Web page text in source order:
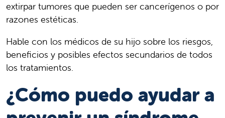
extirpar tumores que pueden ser cancerígenos o por
razones estéticas.
Hable con los médicos de su hijo sobre los riesgos,
beneficios y posibles efectos secundarios de todos
los tratamientos.
¿Cómo puedo ayudar a